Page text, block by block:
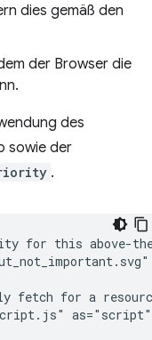
dies gemäß den
der Browser die
des
sowie der
.
for this above-
fetch for a